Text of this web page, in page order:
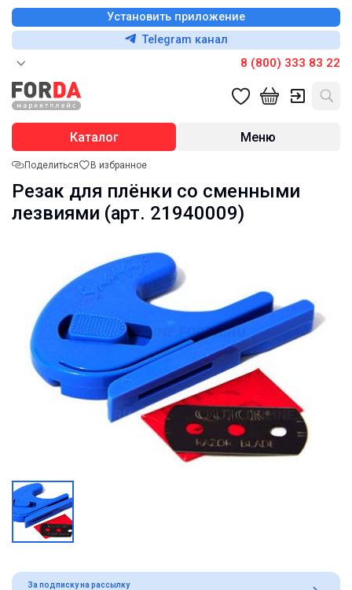
Установить приложение
Telegram канал
8 (800) 333 83 22
Каталог Меню
Поделиться В избранное
Резак для плёнки со сменными
лезвиями (арт. 21940009)
За подписку на рассылку